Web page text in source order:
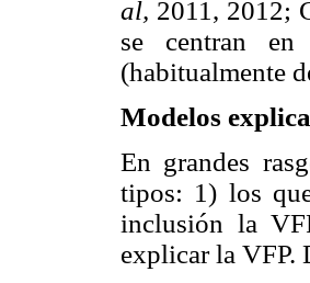
al, 2011, 2012;
se centran en
(habitualmente
Modelos
En grandes
tipos: 1) los
inclusión la
explicar la VFP.